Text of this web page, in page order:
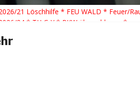
21 Löschhilfe * FEU WALD * Feuer/
2026/23 TH K Y * Person in festsitzendem
22 TH Y * VU * 1 Person klemmt *